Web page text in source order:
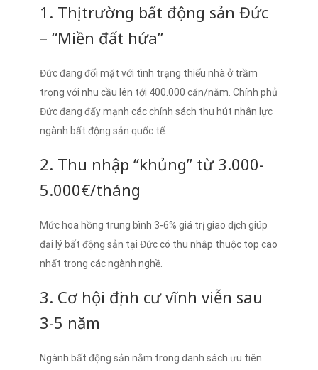
1. Thị trường bất động sản Đức
– “Miền đất hứa”
Đức đang đối mặt với tình trạng thiếu nhà ở trầm
trọng với nhu cầu lên tới 400.000 căn/năm. Chính phủ
Đức đang đẩy mạnh các chính sách thu hút nhân lực
ngành bất động sản quốc tế.
2. Thu nhập “khủng” từ 3.000-
5.000€/tháng
Mức hoa hồng trung bình 3-6% giá trị giao dịch giúp
đại lý bất động sản tại Đức có thu nhập thuộc top cao
nhất trong các ngành nghề.
3. Cơ hội định cư vĩnh viễn sau
3-5 năm
Ngành bất động sản nằm trong danh sách ưu tiên